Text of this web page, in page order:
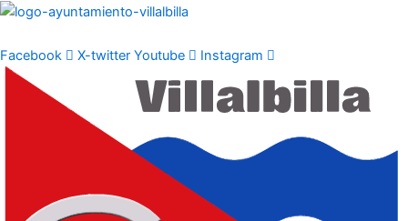
Ir
contenido
Facebook X-twitter Youtube Instagram